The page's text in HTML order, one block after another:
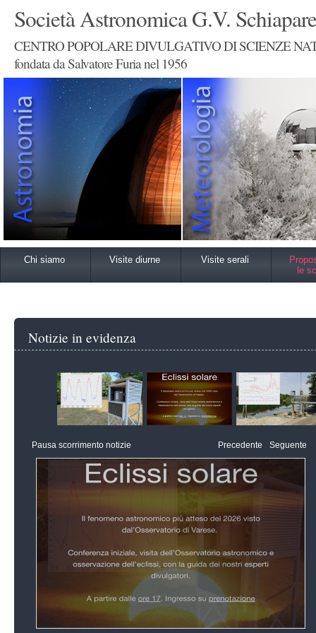
Società Astronomica G.V.
CENTRO POPOLARE DIVULGATIVO DI SCIENZE
fondata da Salvatore Furia nel 1956
Chi siamo Visite diurne Visite serali
le
Notizie in evidenza
Pausa scorrimento notizie Precedente Seguente